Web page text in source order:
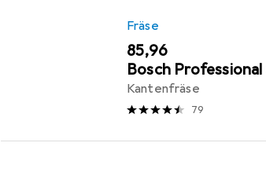
Fräse
EUR
85,96
Bosch Professional
Kantenfräse
79